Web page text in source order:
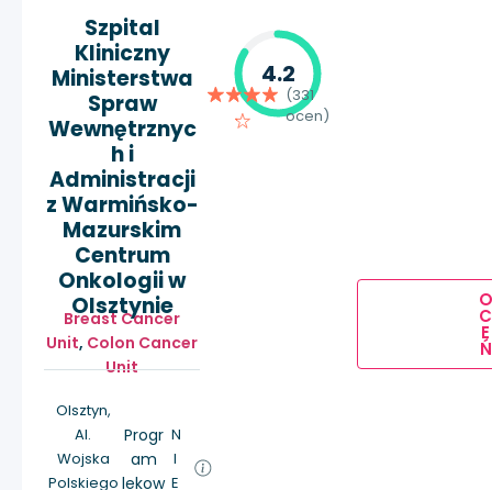
Szpital
Kliniczny
Ministerstwa
Spraw
Wewnętrznyc
h i
Administracji
z Warmińsko-
Mazurskim
Centrum
Onkologii w
Olsztynie
Breast Cancer
Unit, Colon Cancer
Unit
Olsztyn,
Al.
Wojska
Polskiego
Progr
am
lekow
N
I
E
4.2
(331
ocen)
O
C
E
Ń